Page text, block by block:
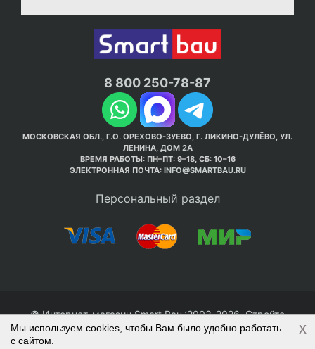
8 800 250-78-87
МОСКОВСКАЯ ОБЛ., Г.О. ОРЕХОВО-ЗУЕВО, Г. ЛИКИНО-ДУЛЁВО, УЛ.
ЛЕНИНА, ДОМ 2А
ВРЕМЯ РАБОТЫ: ПН–ПТ: 9–18, СБ: 10–16
ЭЛЕКТРОННАЯ ПОЧТА: INFO@SMARTBAU.RU
Персональный раздел
© Интернет-магазин Smart Bau ’2003-2026. Стройте
правильно с 1-го раза.
Политика обработки персональных данных
Мы используем cookies, чтобы Вам было удобно работать
с сайтом.
x